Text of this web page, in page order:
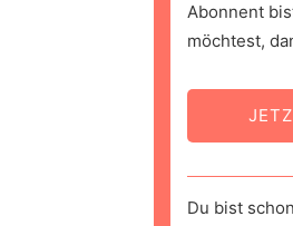
Abonnent
möchtest,
Du bist